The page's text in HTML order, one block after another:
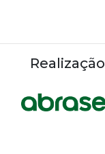
Realização